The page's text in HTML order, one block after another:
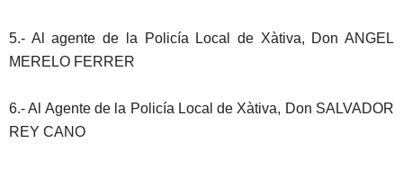
5.- Al agente de la Policía Local de Xàtiva, Don ANGEL
MERELO FERRER
6.- Al Agente de la Policía Local de Xàtiva, Don SALVADOR
REY CANO